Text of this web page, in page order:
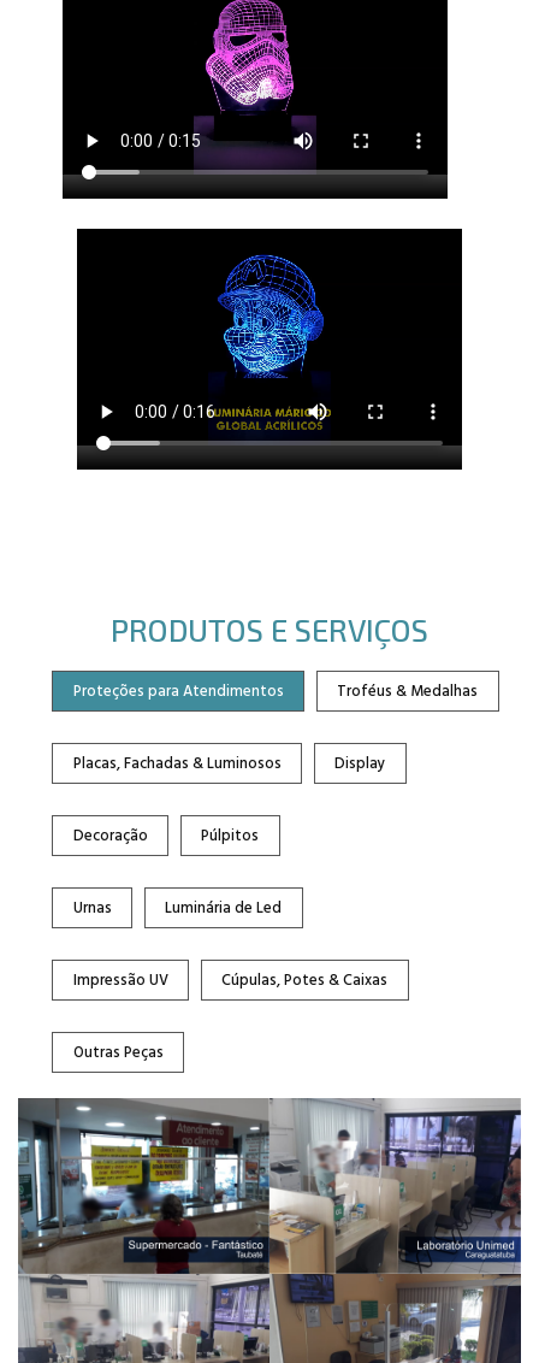
PRODUTOS E SERVIÇOS
Proteções para Atendimentos Troféus & Medalhas
Placas, Fachadas & Luminosos Display
Decoração Púlpitos
Urnas Luminária de Led
Impressão UV Cúpulas, Potes & Caixas
Outras Peças